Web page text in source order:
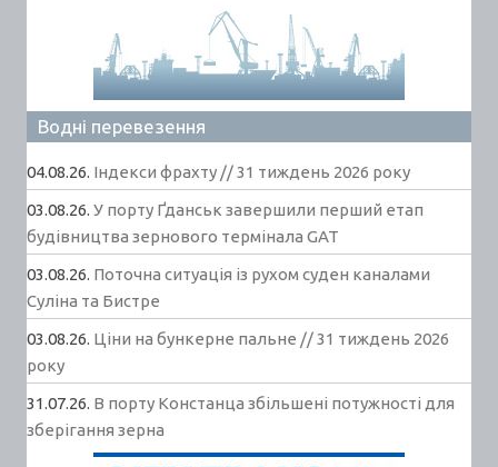
Водні перевезення
04.08.26. Індекси фрахту // 31 тиждень 2026 року
03.08.26. У порту Ґданськ завершили перший етап
будівництва зернового термінала GAT
03.08.26. Поточна ситуація із рухом суден каналами
Суліна та Бистре
03.08.26. Ціни на бункерне пальне // 31 тиждень 2026
року
31.07.26. В порту Констанца збільшені потужності для
зберігання зерна